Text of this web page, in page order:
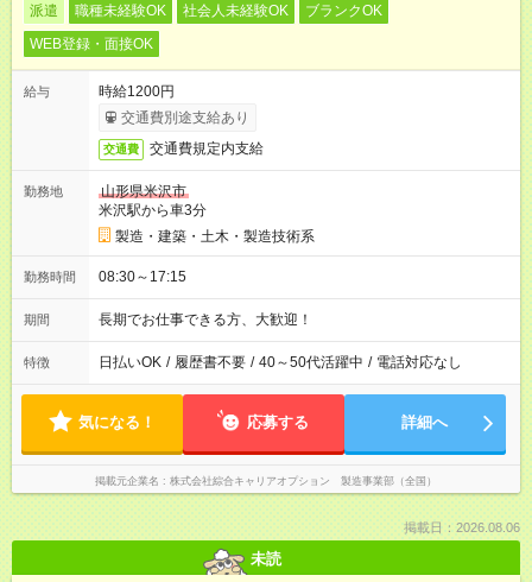
派遣 職種未経験OK 社会人未経験OK
ブランクOK
WEB登録・面接OK
給与
時給1200円
交通費別途支給あり
交通費 交通費規定内支給
勤務地
山形県米沢市
米沢駅から車3分
製造・建築・土木・製造技術系
勤務時間 08:30～17:15
期間 長期でお仕事できる方、大歓迎！
特徴 日払いOK / 履歴書不要 / 40～50代活躍中 / 電話対応なし
気になる！ 応募する 詳細へ
掲載元企業名 株式会社綜合キャリアオプション 製造事業部（全国）
掲載日：2026.08.06
未読